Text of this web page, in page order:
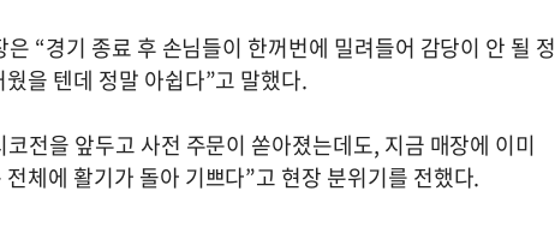
“경기 종료 후 손님들이 한꺼번에 밀려들어 감당이 안 될 정
을 텐데 정말 아쉽다”고 말했다.
전을 앞두고 사전 주문이 쏟아졌는데도, 지금 매장에 이미
체에 활기가 돌아 기쁘다”고 현장 분위기를 전했다.